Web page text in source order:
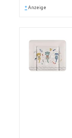
* Anzeige